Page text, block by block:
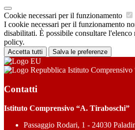
Cookie necessari per il funzionamento
I cookie necessari per il funzionamento
disabilitati. È possibile consultare
policy.
Accetta tutti Salva le preferenze
Istituto Comprensivo
Contatti
Istituto Comprensivo “A. Tiraboschi”
Passaggio Rodari, 1 - 24030